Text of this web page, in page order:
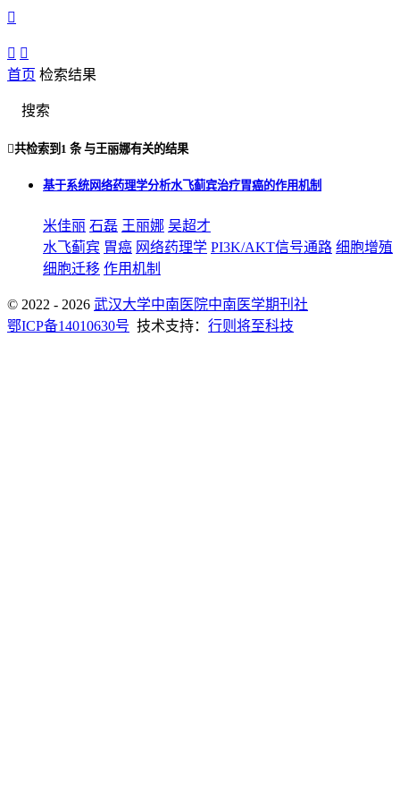

 
首页 检索结果
搜索
共检索到 1 条与王丽娜有关的结果
基于系统网络药理学分析水飞蓟宾治疗胃癌的作用机制
米佳丽 石磊 王丽娜 吴超才
水飞蓟宾 胃癌 网络药理学 PI3K/AKT信号通路 细胞增殖
细胞迁移 作用机制
© 2022 - 2026 武汉大学中南医院中南医学期刊社
鄂ICP备14010630号 技术支持： 行则将至科技